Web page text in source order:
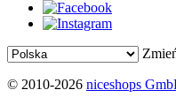
© 2010-2026 niceshops